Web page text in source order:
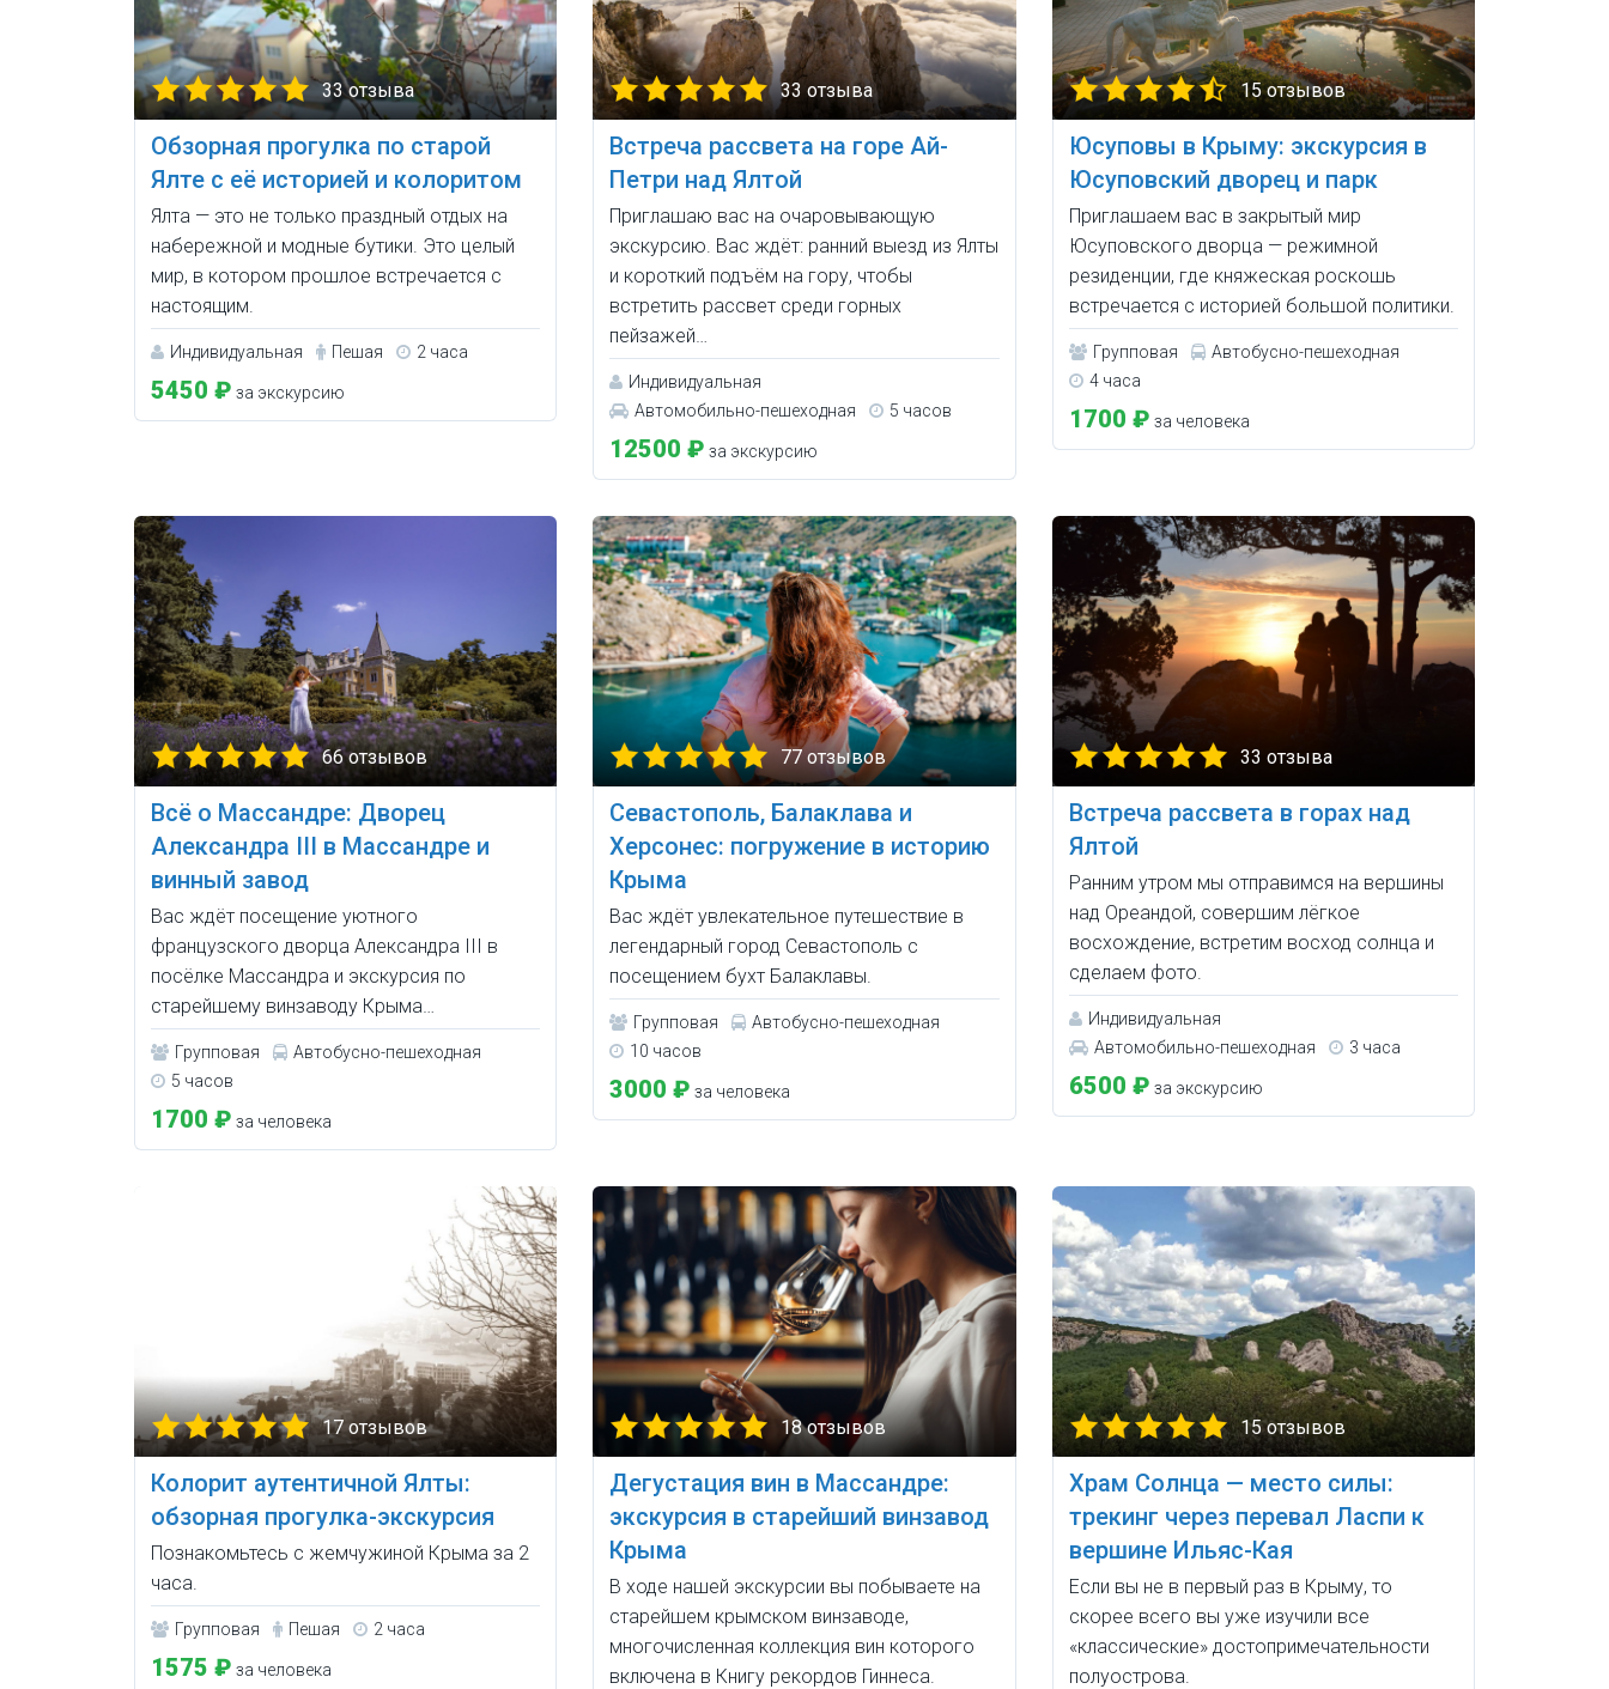
33 отзыва
Обзорная прогулка по старой
Ялте с её историей и колоритом
Ялта — это не только праздный отдых на
набережной и модные бутики. Это целый
мир, в котором прошлое встречается с
настоящим.
Индивидуальная Пешая 2 часа
5450 ₽ за экскурсию
33 отзыва
Встреча рассвета на горе Ай-
Петри над Ялтой
Приглашаю вас на очаровывающую
экскурсию. Вас ждёт: ранний выезд из Ялты
и короткий подъём на гору, чтобы
встретить рассвет среди горных
пейзажей…
Индивидуальная
Автомобильно-пешеходная
5 часов
12500 ₽ за экскурсию
15 отзывов
Юсуповы в Крыму: экскурсия в
Юсуповский дворец и парк
Приглашаем вас в закрытый мир
Юсуповского дворца — режимной
резиденции, где княжеская роскошь
встречается с историей большой политики.
Групповая
Автобусно-пешеходная
4 часа
1700 ₽ за человека
66 отзывов
Всё о Массандре: Дворец
Александра III в Массандре и
винный завод
Вас ждёт посещение уютного
французского дворца Александра III в
посёлке Массандра и экскурсия по
старейшему винзаводу Крыма…
Групповая
Автобусно-пешеходная
5 часов
1700 ₽ за человека
77 отзывов
Севастополь, Балаклава и
Херсонес: погружение в историю
Крыма
Вас ждёт увлекательное путешествие в
легендарный город Севастополь с
посещением бухт Балаклавы.
Групповая
Автобусно-пешеходная
10 часов
3000 ₽ за человека
33 отзыва
Встреча рассвета в горах над
Ялтой
Ранним утром мы отправимся на вершины
над Ореандой, совершим лёгкое
восхождение, встретим восход солнца и
сделаем фото.
Индивидуальная
Автомобильно-пешеходная
3 часа
6500 ₽ за экскурсию
17 отзывов
Колорит аутентичной Ялты:
обзорная прогулка-экскурсия
Познакомьтесь с жемчужиной Крыма за 2
часа.
Групповая Пешая 2 часа
1575 ₽ за человека
18 отзывов
Дегустация вин в Массандре:
экскурсия в старейший винзавод
Крыма
В ходе нашей экскурсии вы побываете на
старейшем крымском винзаводе,
многочисленная коллекция вин которого
включена в Книгу рекордов Гиннеса.
15 отзывов
Храм Солнца — место силы:
трекинг через перевал Ласпи к
вершине Ильяс-Кая
Если вы не в первый раз в Крыму, то
скорее всего вы уже изучили все
«классические» достопримечательности
полуострова.